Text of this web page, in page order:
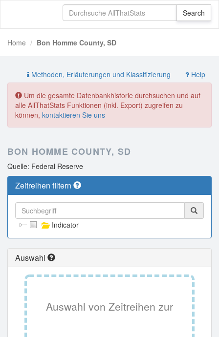
Home Bon Homme County, SD
Methoden, Erläuterungen und Klassifizierung Help
Um die gesamte Datenbankhistorie durchsuchen und auf
alle AllThatStats Funktionen (inkl. Export) zugreifen zu
können, kontaktieren Sie uns
BON HOMME COUNTY, SD
Quelle: Federal Reserve
Zeitreihen filtern
Indicator
Auswahl
Auswahl von Zeitreihen zur